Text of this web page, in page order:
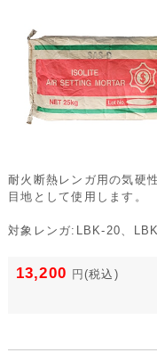
耐火断熱レンガ用の気硬
目地として使用します。
対象レンガ:LBK-20、
13,200 円 (税込)